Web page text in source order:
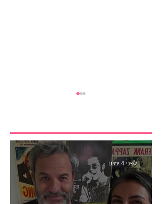
הבנצ׳מרק הראשון
לפעילות משפיענים- פרק
לפני 4 ימים